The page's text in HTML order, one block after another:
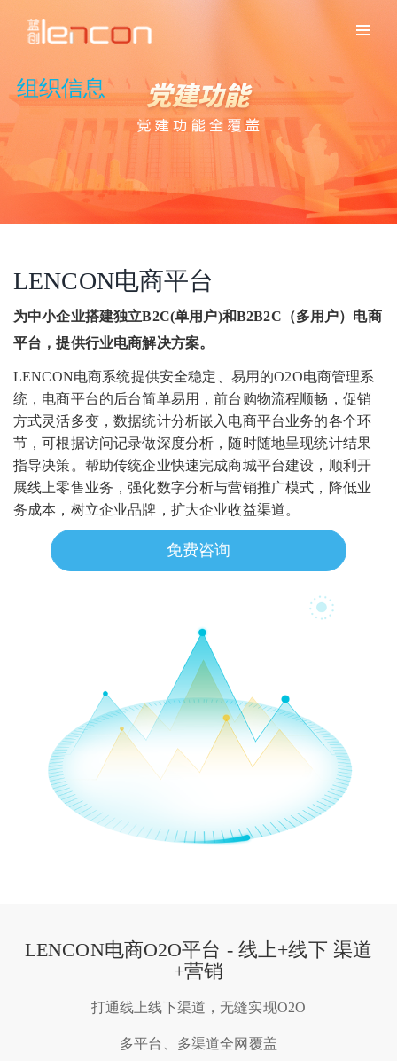
组织信息
LENCON电商平台
为中小企业搭建独立B2C(单用户)和B2B2C（多用户）电商
平台，提供行业电商解决方案。
LENCON电商系统提供安全稳定、易用的O2O电商管理系
统，电商平台的后台简单易用，前台购物流程顺畅，促销
方式灵活多变，数据统计分析嵌入电商平台业务的各个环
节，可根据访问记录做深度分析，随时随地呈现统计结果
指导决策。帮助传统企业快速完成商城平台建设，顺利开
展线上零售业务，强化数字分析与营销推广模式，降低业
务成本，树立企业品牌，扩大企业收益渠道。
免费咨询
LENCON电商O2O平台 - 线上+线下 渠道
+营销
打通线上线下渠道，无缝实现O2O
多平台、多渠道全网覆盖